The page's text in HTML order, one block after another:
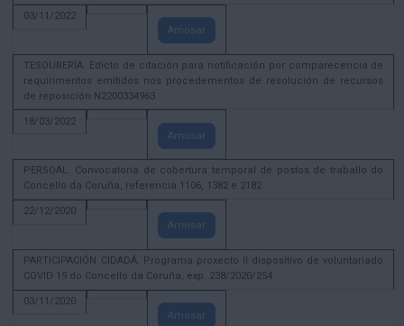
03/11/2022
Amosar
TESOURERÍA. Edicto de citación para notificación por comparecencia de
requirimentos emitidos nos procedementos de resolución de recursos
de reposición N2200334963
18/03/2022
Amosar
PERSOAL. Convocatoria de cobertura temporal de postos de traballo do
Concello da Coruña, referencia 1106, 1382 e 2182
22/12/2020
Amosar
PARTICIPACIÓN CIDADÁ. Programa proxecto II dispositivo de voluntariado
COVID 19 do Concello da Coruña, exp. 238/2020/254
03/11/2020
Amosar